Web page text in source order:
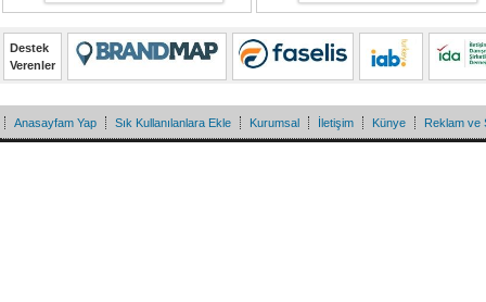
Destek
Verenler
Anasayfam Yap Sık Kullanılanlara Ekle Kurumsal İletişim Künye Reklam ve